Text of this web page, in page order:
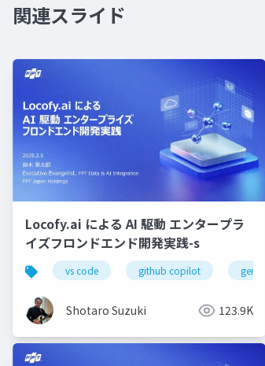
関連スライド
Locofy.ai による AI 駆動 エンタープラ
イズフロンドエンド開発実践-s
vs code github copilot gemini
Shotaro Suzuki 123.9K